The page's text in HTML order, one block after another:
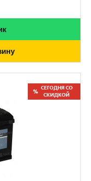
СЕГОДНЯ СО
СКИДКОЙ